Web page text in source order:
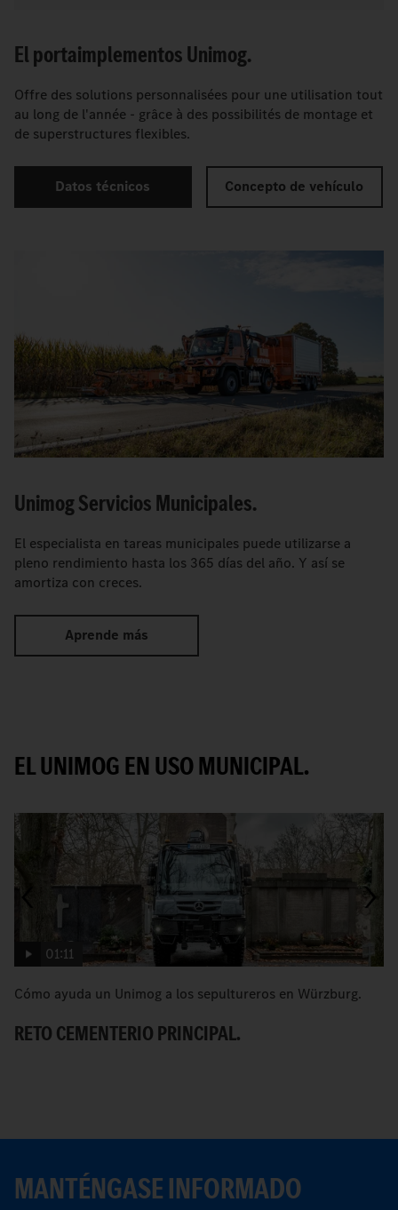
El portaimplementos Unimog.
Offre des solutions personnalisées pour une utilisation tout
au long de l'année - grâce à des possibilités de montage et
de superstructures flexibles.
Datos técnicos Concepto de vehículo
Unimog Servicios Municipales.
El especialista en tareas municipales puede utilizarse a
pleno rendimiento hasta los 365 días del año. Y así se
amortiza con creces.
Aprende más
EL UNIMOG EN USO MUNICIPAL.
01:11
Cómo ayuda un Unimog a los sepultureros en Würzburg.
RETO CEMENTERIO PRINCIPAL.
MANTÉNGASE INFORMADO